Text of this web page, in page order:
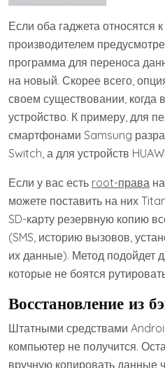
Если оба гаджета относятся
производителем
программа для переноса
на новый. Скорее всего,
своем существовании, когда
устройство. К примеру, для
смартфонами Samsung
Switch, а для устройств
Если у вас есть root-права
можете поставить на них
SD-карту резервную копию
(SMS, историю вызовов,
их данные). Метод подойдет
которые не боятся
Восстановление из
Штатными средствами
компьютер не получится.
вручную копировать данные